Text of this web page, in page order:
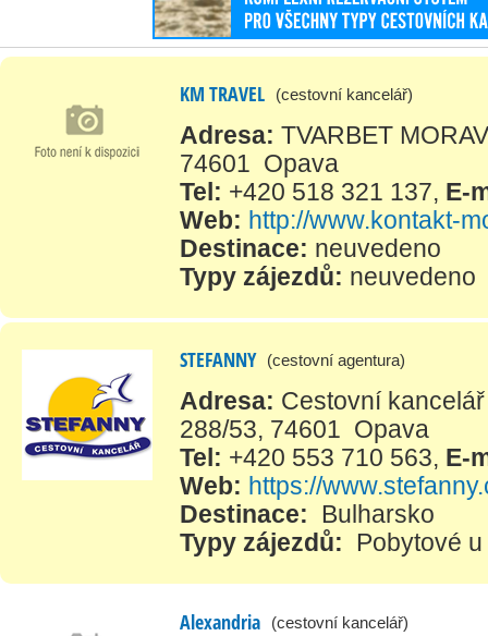
KM TRAVEL (cestovní kancelář)
Adresa: TVARBET
74601 Opava
Tel: +420 518 321 137, E-
Web: http://www.kontakt-
Destinace: neuvedeno
Typy zájezdů: neuvedeno
STEFANNY (cestovní agentura)
Adresa: Cestovní
288/53, 74601 Opava
Tel: +420 553 710 563, E-
Web: https://
Destinace:
Bulharsko
Typy zájezdů:
Pobytové
Alexandria (cestovní kancelář)